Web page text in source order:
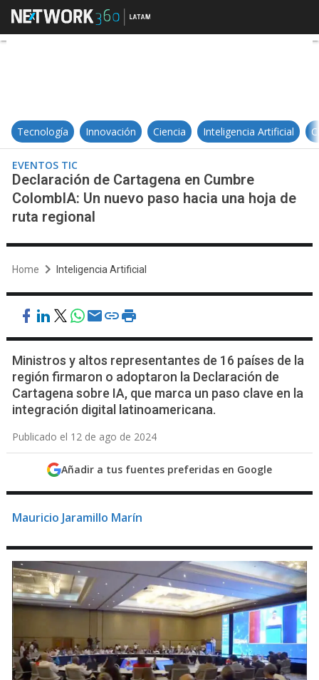
Declaración de Cartagena en
Tecnología Innovación Ciencia Inteligencia Artificial
EVENTOS TIC
Declaración de Cartagena en Cumbre
ColombIA: Un nuevo paso hacia una hoja de
ruta regional
Home Inteligencia Artificial
Ministros y altos representantes de 16 países de la
región firmaron o adoptaron la Declaración de
Cartagena sobre IA, que marca un paso clave en la
integración digital latinoamericana.
Publicado el 12 de ago de 2024
Añadir a tus fuentes preferidas en Google
Mauricio Jaramillo Marín